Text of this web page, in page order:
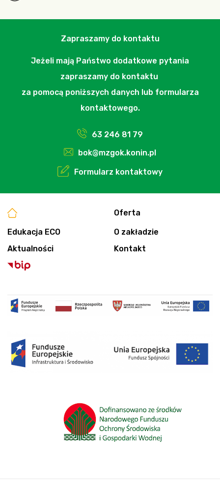
Zapraszamy do kontaktu
Jeżeli mają Państwo dodatkowe pytania
zapraszamy do kontaktu
za pomocą poniższych danych lub formularza
kontaktowego.
63 246 81 79
bok@mzgok.konin.pl
Formularz kontaktowy
Oferta
Edukacja ECO
O zakładzie
Aktualności
Kontakt